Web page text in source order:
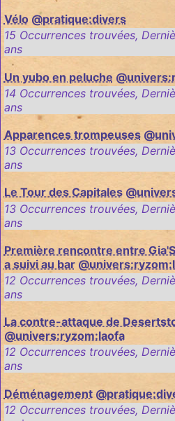
Vélo @pratique:divers
15 Occurrences trouvées,
ans
Un yubo en peluche
14 Occurrences trouvées,
ans
Apparences trompeuses
13 Occurrences trouvées,
ans
Le Tour des Capitales
13 Occurrences trouvées,
ans
Première rencontre entre
a suivi au bar
12 Occurrences trouvées,
ans
La contre-attaque de
@univers:ryzom:laofa
12 Occurrences trouvées,
ans
Déménagement
12 Occurrences trouvées,